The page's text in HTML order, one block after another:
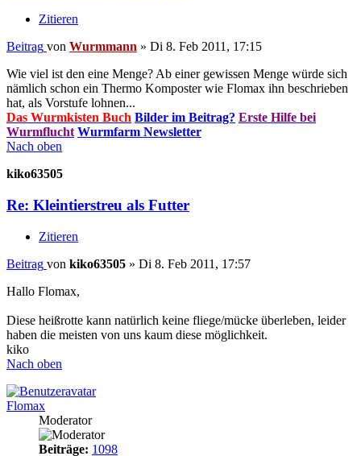
Zitieren
Beitrag von Wurmmann » Di 8. Feb 2011, 17:15
Wie viel ist den eine Menge? Ab einer gewissen Menge würde sich
nämlich schon ein Thermo Komposter wie Flomax ihn beschrieben
hat, als Vorstufe lohnen...
Das Wurmkisten Buch Bilder im Beitrag? Erste Hilfe bei
Wurmflucht Wurmfarm Newsletter
Nach oben
kiko63505
Re: Kleintierstreu als Futter
Zitieren
Beitrag von kiko63505 » Di 8. Feb 2011, 17:57
Hallo Flomax,
Diese heißrotte kann natürlich keine fliege/mücke überleben, leider
haben die meisten von uns kaum diese möglichkeit.
kiko
Nach oben
Flomax
Moderator
Beiträge: 1098